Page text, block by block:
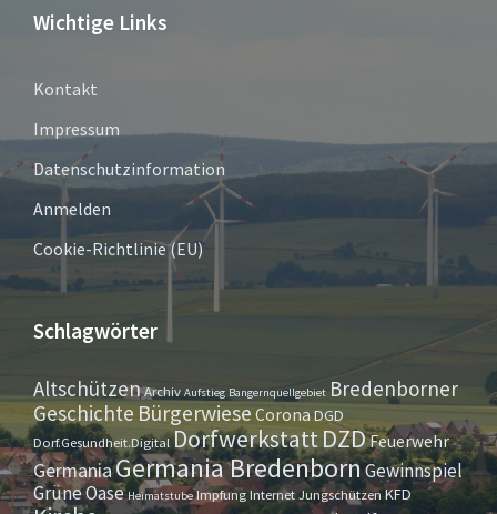
Wichtige Links
Kontakt
Impressum
Datenschutzinformation
Anmelden
Cookie-Richtlinie (EU)
Schlagwörter
AltschützenArchiv Aufstieg Bangernquellgebiet Bredenborner
Geschichte Bürgerwiese CoronaDGD
Dorf.Gesundheit.Digital DorfwerkstattDZDFeuerwehr
GermaniaGermania BredenbornGewinnspiel
Grüne Oase Heimatstube ImpfungInternetJungschützenKFD